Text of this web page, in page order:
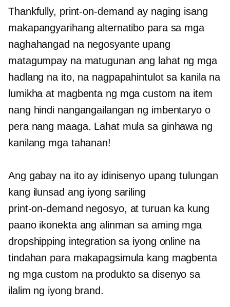
Thankfully, print-on-demand ay naging isang
makapangyarihang alternatibo para sa mga
naghahangad na negosyante upang
matagumpay na matugunan ang lahat ng mga
hadlang na ito, na nagpapahintulot sa kanila na
lumikha at magbenta ng mga custom na item
nang hindi nangangailangan ng imbentaryo o
pera nang maaga. Lahat mula sa ginhawa ng
kanilang mga tahanan!
Ang gabay na ito ay idinisenyo upang tulungan
kang ilunsad ang iyong sariling
print-on-demand negosyo, at turuan ka kung
paano ikonekta ang alinman sa aming mga
dropshipping integration sa iyong online na
tindahan para makapagsimula kang magbenta
ng mga custom na produkto sa disenyo sa
ilalim ng iyong brand.